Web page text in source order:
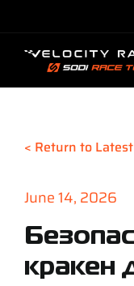
content
Services
< Return to Latest
June 14, 2026
кракен